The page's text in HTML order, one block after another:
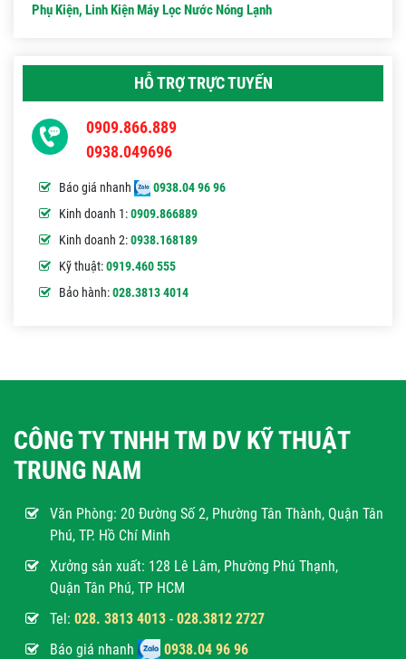
Phụ Kiện, Linh Kiện Máy Lọc Nước Nóng Lạnh
HỖ TRỢ TRỰC TUYẾN
0909.866.889
0938.049696
Báo giá nhanh
0938.04 96 96
Kinh doanh 1:0909.866889
Kinh doanh 2:0938.168189
Kỹ thuật:0919.460 555
Bảo hành:028.3813 4014
CÔNG TY TNHH TM DV KỸ THUẬT
TRUNG NAM
Văn Phòng: 20 Đường Số 2, Phường Tân Thành, Quận Tân
Phú, TP. Hồ Chí Minh
Xưởng sản xuất: 128 Lê Lâm, Phường Phú Thạnh,
Quận Tân Phú, TP HCM
Tel: 028. 3813 4013 - 028.3812 2727
Báo giá nhanh
0938.04 96 96